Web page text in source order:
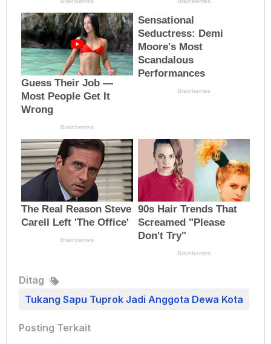
Ditag
Tukang Sapu Tuprok Jadi Anggota Dewa Kota
Posting Terkait